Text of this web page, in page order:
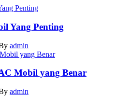
Yang Penting
admin
Mobil yang Benar
admin